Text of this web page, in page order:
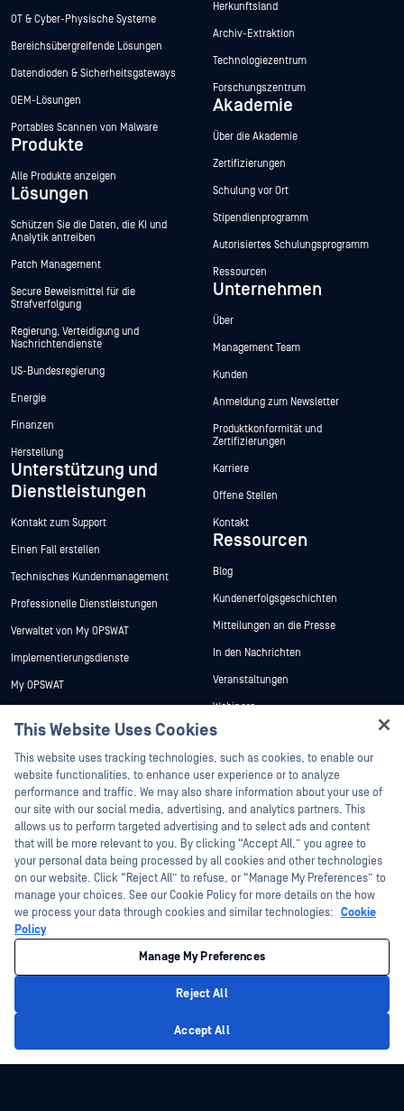
OT & Cyber-Physische Systeme
Bereichsübergreifende Lösungen
Datendioden & Sicherheitsgateways
OEM-Lösungen
Portables Scannen von Malware
Produkte
Alle Produkte anzeigen
Lösungen
Schützen Sie die Daten, die KI und
Analytik antreiben
Patch Management
Secure Beweismittel für die
Strafverfolgung
Regierung, Verteidigung und
Nachrichtendienste
US-Bundesregierung
Energie
Finanzen
Herstellung
Unterstützung und
Dienstleistungen
Kontakt zum Support
Einen Fall erstellen
Technisches Kundenmanagement
Professionelle Dienstleistungen
Verwaltet von My OPSWAT
Implementierungsdienste
My OPSWAT
Programm zur Behebung von
Sicherheitslücken
Partner
Zertifizierung
Technologie-Partner
Partner Programm
Herkunftsland
Archiv-Extraktion
Technologiezentrum
Forschungszentrum
Akademie
Über die Akademie
Zertifizierungen
Schulung vor Ort
Stipendienprogramm
Autorisiertes Schulungsprogramm
Ressourcen
Unternehmen
Über
Management Team
Kunden
Anmeldung zum Newsletter
Produktkonformität und
Zertifizierungen
Karriere
Offene Stellen
Kontakt
Ressourcen
Blog
Kundenerfolgsgeschichten
Mitteilungen an die Presse
In den Nachrichten
Veranstaltungen
Webinare
Datenblätter
Weiße Papiere
Kostenlose Tools
©2026 OPSWAT . Alle Rechte vorbehalten. OPSWAT, MetaDefender, Metascan,
MetaAccess, das OPSWAT , Trust no File. Trust No Device., OPSWAT , Protecting the
World's Critical Infrastructure, Deep CDR™ Technology, InQuest, das InQuest-Logo,
DFI, RetroHunt, Deep File Inspection und Join the Hunt sind Marken von OPSWAT .
Marken von Drittanbietern sind Eigentum ihrer jeweiligen Inhaber.
Cookie-Präferenzen verwalten
Entscheidungen zum Datenschutz in Kalifornien
This Website Uses Cookies
This website uses tracking technologies, such as cookies, to enable our
website functionalities, to enhance user experience or to analyze
performance and traffic. We may also share information about your use of
our site with our social media, advertising, and analytics partners. This
allows us to perform targeted advertising and to select ads and content
that will be more relevant to you. By clicking “Accept All,” you agree to
your personal data being processed by all cookies and other technologies
on our website. Click “Reject All” to refuse, or “Manage My Preferences” to
manage your choices. See our Cookie Policy for more details on the how
we process your data through cookies and similar technologies: Cookie
Policy
Manage My Preferences
Reject All
Accept All
Hey there!
I'm Ozzy, your OPSWAT virtual assistant.
How can I help you secure what's critical
today?